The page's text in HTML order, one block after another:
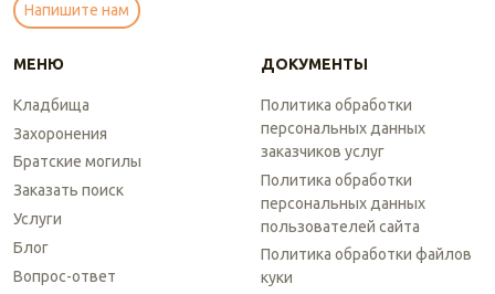
Напишите нам
МЕНЮ
Кладбища
Захоронения
Братские могилы
Заказать поиск
Услуги
Блог
Вопрос-ответ
ДОКУМЕНТЫ
Политика обработки
персональных данных
заказчиков услуг
Политика обработки
персональных данных
пользователей сайта
Политика обработки файлов
куки